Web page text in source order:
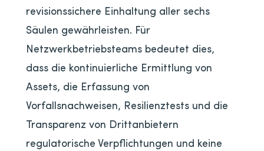
revisionssichere Einhaltung aller sechs
Säulen gewährleisten. Für
Netzwerkbetriebsteams bedeutet dies,
dass die kontinuierliche Ermittlung von
Assets, die Erfassung von
Vorfallsnachweisen, Resilienztests und die
Transparenz von Drittanbietern
regulatorische Verpflichtungen und keine